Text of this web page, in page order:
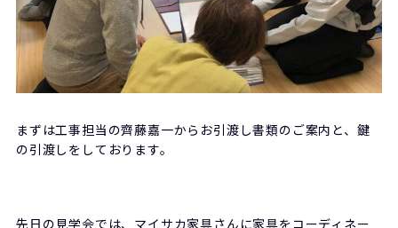
まずは工事担当の齊藤嘉一からお引渡し書類のご案内と、鍵
の引渡しをしております。
先日の見学会では、マイサカ家具さんに家具をコーディネー